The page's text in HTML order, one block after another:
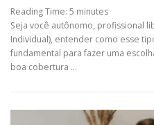
Reading Time: 5 minutes
Seja você autônomo, profissional
Individual), entender como esse
fundamental para fazer uma
boa cobertura …